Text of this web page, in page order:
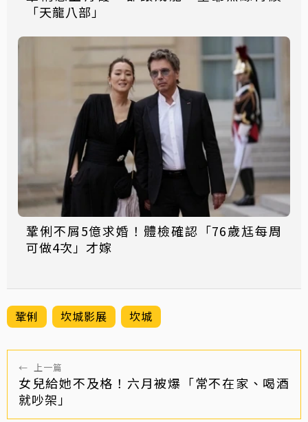
「天龍八部」
鞏俐不屑5億求婚！體檢確認「76歲尪每周
可做4次」才嫁
鞏俐 坎城影展 坎城
← 上一篇
女兒給她不及格！六月被爆「常不在家、喝酒
就吵架」